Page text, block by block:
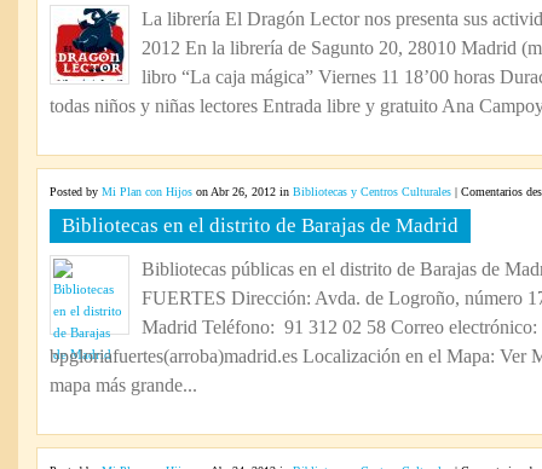
La librería El Dragón Lector nos presenta sus
2012 En la librería de Sagunto 20, 28010 Madrid
libro “La caja mágica” Viernes 11 18’00 horas
todas niños y niñas lectores Entrada libre y gratuito Ana
Posted by Mi Plan con Hijos on Abr 26, 2012 in Bibliotecas y Centros Culturales | Comentarios
Bibliotecas en el distrito de Barajas de Madrid
Bibliotecas públicas en el distrito de Barajas de
FUERTES Dirección: Avda. de Logroño, número
Madrid Teléfono: 91 312 02 58 Correo electrónico:
bpgloriafuertes(arroba)madrid.es Localización en el Mapa: Ver
mapa más grande...